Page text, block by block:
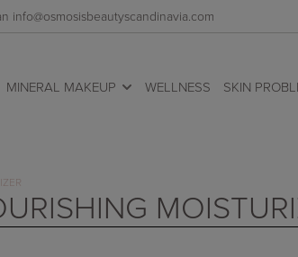
info@osmosisbeautyscandinavia.com
MINERAL MAKEUP WELLNESS SKIN